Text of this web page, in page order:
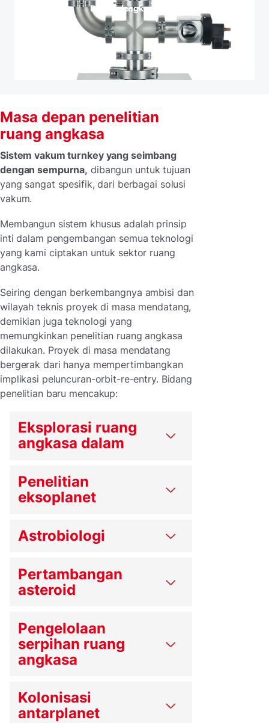
Baca selengkapnya
Masa depan penelitian
ruang angkasa
Sistem vakum turnkey yang seimbang
dengan sempurna, dibangun untuk tujuan
yang sangat spesifik, dari berbagai solusi
vakum.
Membangun sistem khusus adalah prinsip
inti dalam pengembangan semua teknologi
yang kami ciptakan untuk sektor ruang
angkasa.
Seiring dengan berkembangnya ambisi dan
wilayah teknis proyek di masa mendatang,
demikian juga teknologi yang
memungkinkan penelitian ruang angkasa
dilakukan. Proyek di masa mendatang
bergerak dari hanya mempertimbangkan
implikasi peluncuran-orbit-re-entry. Bidang
penelitian baru mencakup:
Eksplorasi ruang
angkasa dalam
Penelitian
eksoplanet
Astrobiologi
Pertambangan
asteroid
Pengelolaan
serpihan ruang
angkasa
Kolonisasi
antarplanet